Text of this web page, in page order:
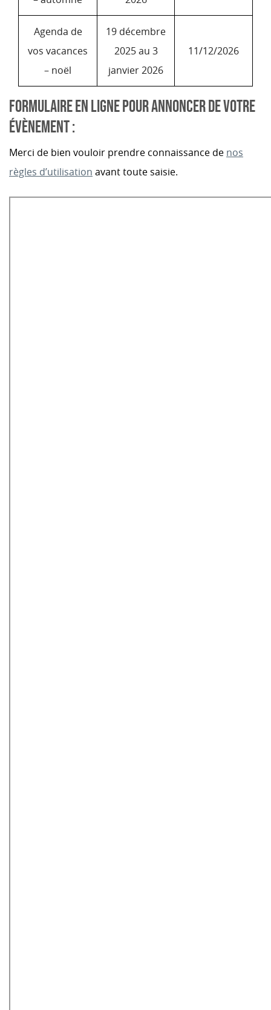
Agenda de
vos vacances
– noël
19 décembre
2025 au 3
janvier 2026
11/12/2026
FORMULAIRE EN LIGNE POUR ANNONCER DE VOTRE
ÉVÈNEMENT :
Merci de bien vouloir prendre connaissance de nos
règles d’utilisation avant toute saisie.